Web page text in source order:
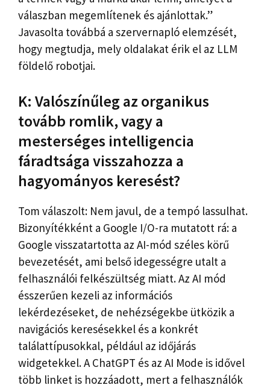
válaszban megemlítenek és ajánlottak.”
Javasolta továbbá a szervernapló elemzését,
hogy megtudja, mely oldalakat érik el az LLM
földelő robotjai.
K: Valószínűleg az organikus
tovább romlik, vagy a
mesterséges intelligencia
fáradtsága visszahozza a
hagyományos keresést?
Tom válaszolt: Nem javul, de a tempó lassulhat.
Bizonyítékként a Google I/O-ra mutatott rá: a
Google visszatartotta az AI-mód széles körű
bevezetését, ami belső idegességre utalt a
felhasználói felkészültség miatt. Az AI mód
ésszerűen kezeli az információs
lekérdezéseket, de nehézségekbe ütközik a
navigációs keresésekkel és a konkrét
találattípusokkal, például az időjárás
widgetekkel. A ChatGPT és az AI Mode is idővel
több linket is hozzáadott, mert a felhasználók